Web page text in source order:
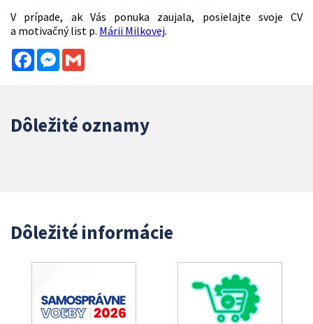
V prípade, ak Vás ponuka zaujala, posielajte svoje CV
a motivačný list p. Márii Milkovej.
FacebookMessenger
Dôležité oznamy
Dôležité informácie